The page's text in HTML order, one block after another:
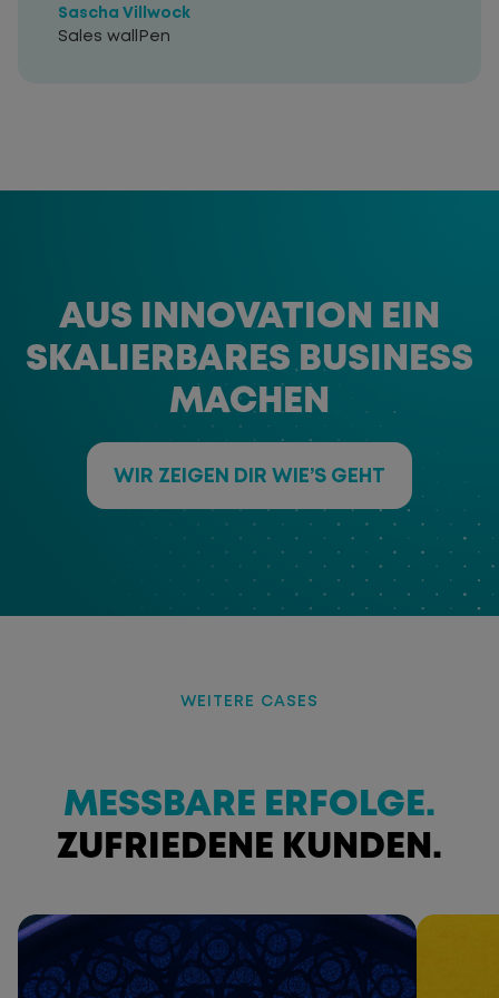
Sascha Villwock
Sales wallPen
AUS INNOVATION EIN
SKALIERBARES BUSINESS
MACHEN
WIR ZEIGEN DIR WIE’S GEHT
WEITERE CASES
MESSBARE ERFOLGE.
ZUFRIEDENE KUNDEN.